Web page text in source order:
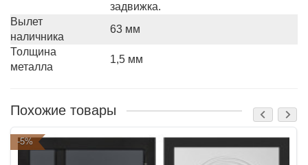
задвижка.
Вылет
наличника
63 мм
Толщина
металла
1,5 мм
Похожие товары
-5%